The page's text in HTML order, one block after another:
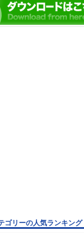
ゴリーの人気ランキング